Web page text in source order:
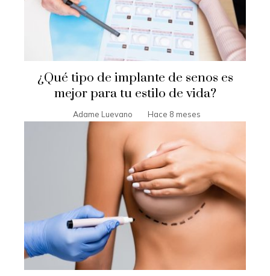
¿Qué tipo de implante de senos es
mejor para tu estilo de vida?
Adame Luevano Hace 8 meses